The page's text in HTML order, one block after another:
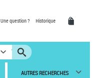
Une question ? Historique
AUTRES RECHERCHES